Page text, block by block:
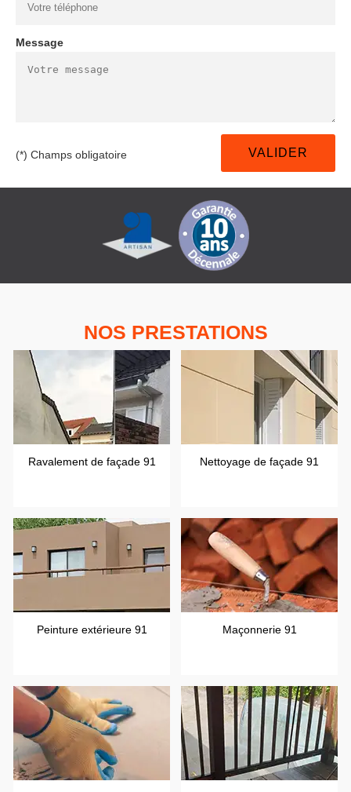
Message
(*) Champs obligatoire
NOS PRESTATIONS
Ravalement de façade 91 Nettoyage de façade 91
Peinture extérieure 91 Maçonnerie 91